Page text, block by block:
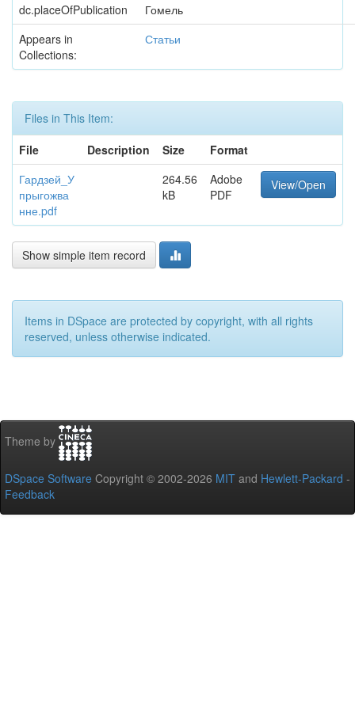
dc.placeOfPublication
Гомель
Appears in
Collections:
Статьи
Files in This Item:
File
Description Size
Format
Гардзей_У
прыгожва
нне.pdf
264.56
kB
Adobe
PDF
View/Open
Show simple item record
Items in DSpace are protected by copyright, with all rights
reserved, unless otherwise indicated.
Theme by
DSpace Software Copyright © 2002-2026 MIT and Hewlett-Packard -
Feedback